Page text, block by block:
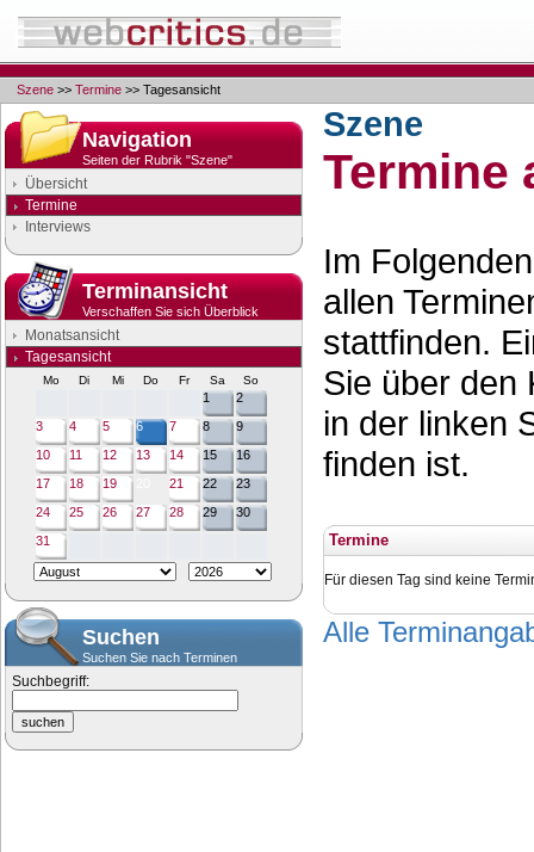
Szene >> Termine >> Tagesansicht
Navigation
Seiten der Rubrik "Szene"
Übersicht
Termine
Interviews
Terminansicht
Verschaffen Sie sich Überblick
Monatsansicht
Tagesansicht
Mo Di Mi Do Fr Sa So
1
2
3
4 5 6 7 8
9
10
11 12 13 14 15
16
17
18 19 21 22
23
24
25 26 27 28 29
30
31
Suchen
Suchen Sie nach Terminen
Suchbegriff:
Szene
Termine
Im
allen
stattfinden.
Sie über den
in der linken
finden ist.
Termine
Für diesen Tag sind keine
Alle